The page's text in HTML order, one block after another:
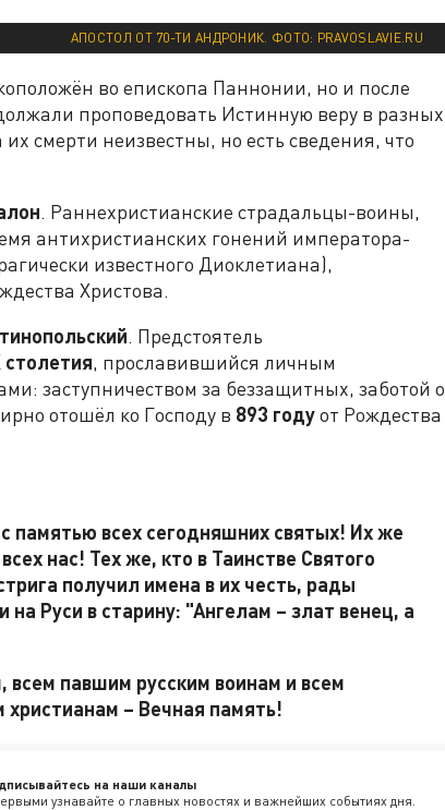
АПОСТОЛ ОТ 70-ТИ АНДРОНИК. ФОТО: PRAVOSLAVIE.RU
во епископа Паннонии, но и после
проповедовать Истинную веру в разных
смерти неизвестны, но есть сведения, что
. Раннехристианские страдальцы-воины,
антихристианских гонений императора-
известного Диоклетиана),
Христова.
. Предстоятель
столетия, прославившийся личным
заступничеством за беззащитных, заботой о
отошёл ко Господу в 893 годуот Рождества
памятью всех сегодняшних святых! Их же
нас! Тех же, кто в Таинстве Святого
получил имена в их честь, рады
Руси в старину: "Ангелам – злат венец, а
павшим русским воинам и всем
– Вечная память!
на наши каналы
узнавайте о главных новостях и важнейших событиях дня.